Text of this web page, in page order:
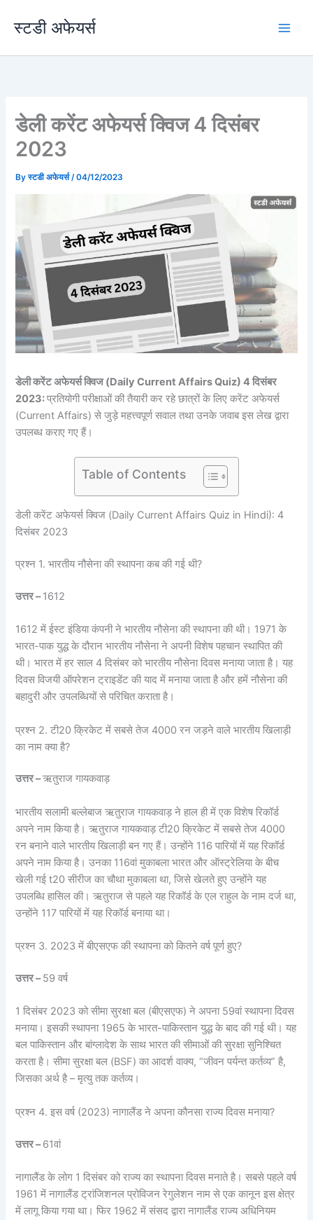
स्टडी अफेयर्स
डेली करेंट अफेयर्स क्विज 4 दिसंबर
2023
Byस्टडी अफेयर्स/04/12/2023
डेली करेंट अफेयर्स क्विज (Daily Current Affairs Quiz) 4 दिसंबर
2023:प्रतियोगी परीक्षाओं की तैयारी कर रहे छात्रों के लिए करेंट अफेयर्स
(Current Affairs) से जुड़े महत्त्वपूर्ण सवाल तथा उनके जवाब इस लेख द्वारा
उपलब्ध कराए गए हैं।
Table of Contents
डेली करेंट अफेयर्स क्विज (Daily Current Affairs Quiz in Hindi): 4
दिसंबर 2023
प्रश्न 1. भारतीय नौसेना की स्थापना कब की गई थी?
उत्तर –1612
1612 में ईस्ट इंडिया कंपनी ने भारतीय नौसेना की स्थापना की थी। 1971 के
भारत-पाक युद्ध के दौरान भारतीय नौसेना ने अपनी विशेष पहचान स्थापित की
थी। भारत में हर साल 4 दिसंबर को भारतीय नौसेना दिवस मनाया जाता है। यह
दिवस विजयी ऑपरेशन ट्राइडेंट की याद में मनाया जाता है और हमें नौसेना की
बहादुरी और उपलब्धियों से परिचित कराता है।
प्रश्न 2. टी20 क्रिकेट में सबसे तेज 4000 रन जड़ने वाले भारतीय खिलाड़ी
का नाम क्या है?
उत्तर –ऋतुराज गायकवाड़
भारतीय सलामी बल्लेबाज ऋतुराज गायकवाड़ ने हाल ही में एक विशेष रिकॉर्ड
अपने नाम किया है। ऋतुराज गायकवाड़ टी20 क्रिकेट में सबसे तेज 4000
रन बनाने वाले भारतीय खिलाड़ी बन गए हैं। उन्होंने 116 पारियों में यह रिकॉर्ड
अपने नाम किया है। उनका 116वां मुकाबला भारत और ऑस्ट्रेलिया के बीच
खेली गई t20 सीरीज का चौथा मुकाबला था, जिसे खेलते हुए उन्होंने यह
उपलब्धि हासिल की। ऋतुराज से पहले यह रिकॉर्ड के एल राहुल के नाम दर्ज था,
उन्होंने 117 पारियों में यह रिकॉर्ड बनाया था।
प्रश्न 3. 2023 में बीएसएफ की स्थापना को कितने वर्ष पूर्ण हुए?
उत्तर –59 वर्ष
1 दिसंबर 2023 को सीमा सुरक्षा बल (बीएसएफ) ने अपना 59वां स्थापना दिवस
मनाया। इसकी स्थापना 1965 के भारत-पाकिस्तान युद्ध के बाद की गई थी। यह
बल पाकिस्तान और बांग्लादेश के साथ भारत की सीमाओं की सुरक्षा सुनिश्चित
करता है। सीमा सुरक्षा बल (BSF) का आदर्श वाक्य, “जीवन पर्यन्त कर्तव्य” है,
जिसका अर्थ है – मृत्यु तक कर्तव्य।
प्रश्न 4. इस वर्ष (2023) नागालैंड ने अपना कौनसा राज्य दिवस मनाया?
उत्तर –61वां
नागालैंड के लोग 1 दिसंबर को राज्य का स्थापना दिवस मनाते है। सबसे पहले वर्ष
1961 में नागालैंड ट्रांजिशनल प्रोविजन रेगुलेशन नाम से एक कानून इस क्षेत्र
में लागू किया गया था। फिर 1962 में संसद द्वारा नागालैंड राज्य अधिनियम